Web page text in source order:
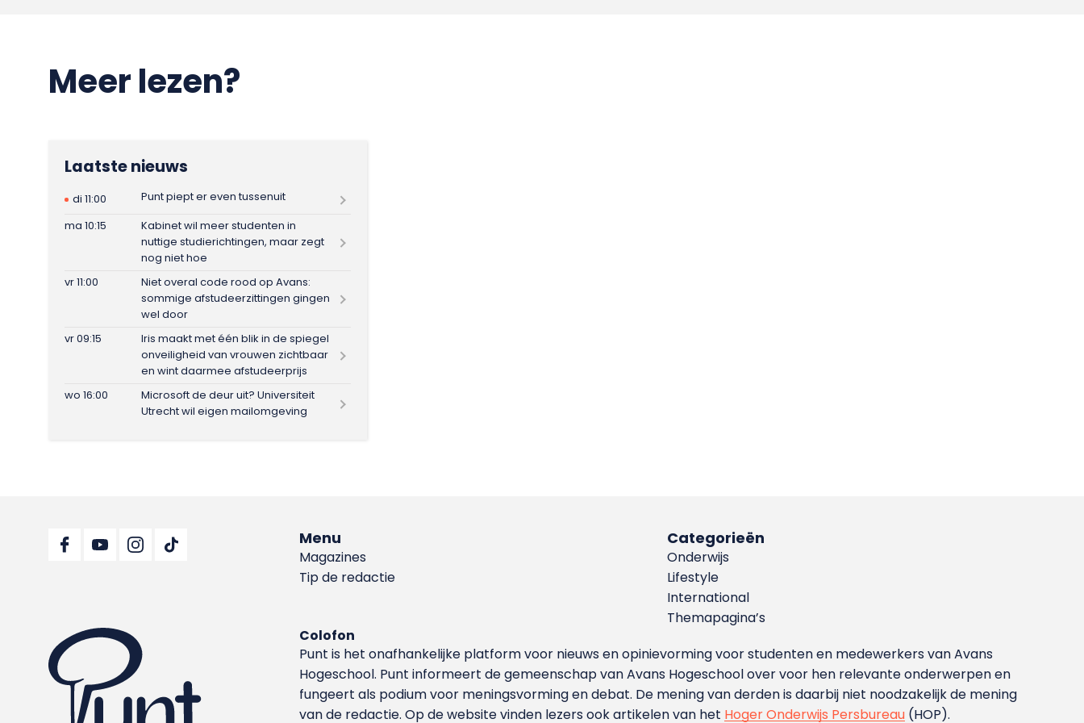
Meer lezen?
Laatste nieuws
di 11:00
Punt piept er even tussenuit
ma 10:15
Kabinet wil meer studenten in
nuttige studierichtingen, maar zegt
nog niet hoe
vr 11:00
Niet overal code rood op Avans:
sommige afstudeerzittingen gingen
wel door
vr 09:15
Iris maakt met één blik in de spiegel
onveiligheid van vrouwen zichtbaar
en wint daarmee afstudeerprijs
wo 16:00
Microsoft de deur uit? Universiteit
Utrecht wil eigen mailomgeving
Menu
Magazines
Tip de redactie
Categorieën
Onderwijs
Lifestyle
International
Themapagina’s
Colofon
Punt is het onafhankelijke platform voor nieuws en opinievorming voor studenten en medewerkers van Avans
Hoge­school. Punt informeert de gemeenschap van Avans Hogeschool over voor hen relevante onderwerpen en
fungeert als podium voor meningsvorming en debat. De mening van derden is daarbij niet noodzakelijk de mening
van de redactie. Op de website vinden lezers ook artikelen van het Hoger Onderwijs Persbureau (HOP).